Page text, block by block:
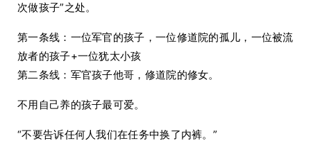
次做孩子”之处。
第一条线：一位军官的孩子，一位修道院的孤儿，一位被流
放者的孩子+一位犹太小孩
第二条线：军官孩子他哥，修道院的修女。
不用自己养的孩子最可爱。
“不要告诉任何人我们在任务中换了内裤。”